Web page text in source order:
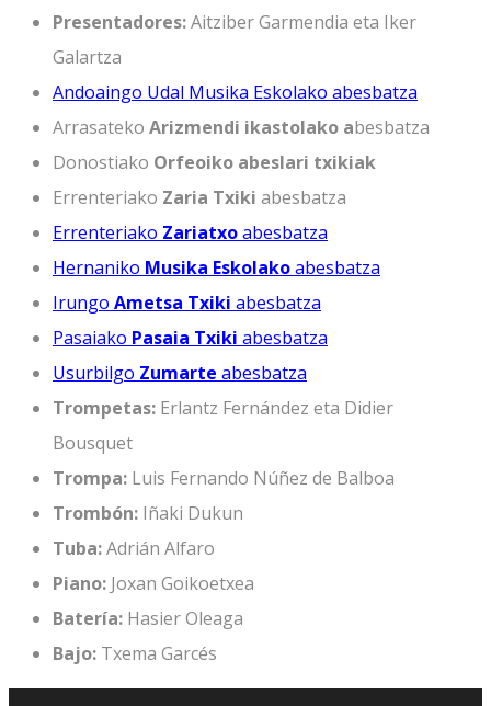
Presentadores:Aitziber Garmendia eta Iker
Galartza
Andoaingo Udal Musika Eskolako abesbatza
Arrasateko Arizmendi ikastolako abesbatza
Donostiako Orfeoiko abeslari txikiak
Errenteriako Zaria Txiki abesbatza
Errenteriako Zariatxoabesbatza
Hernaniko Musika Eskolakoabesbatza
Irungo Ametsa Txiki abesbatza
Pasaiako Pasaia Txiki abesbatza
Usurbilgo Zumarte abesbatza
Trompetas: Erlantz Fernández eta Didier
Bousquet
Trompa: Luis Fernando Núñez de Balboa
Trombón: Iñaki Dukun
Tuba:Adrián Alfaro
Piano: Joxan Goikoetxea
Batería: Hasier Oleaga
Bajo: Txema Garcés